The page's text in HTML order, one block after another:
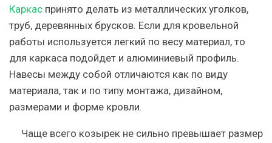
Каркас принято делать из металлических уголков,
труб, деревянных брусков. Если для кровельной
работы используется легкий по весу материал, то
для каркаса подойдет и алюминиевый профиль.
Навесы между собой отличаются как по виду
материала, так и по типу монтажа, дизайном,
размерами и форме кровли.
Чаще всего козырек не сильно превышает размер